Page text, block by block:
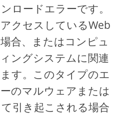
ロードエラーです。
クセスしているWeb
合、またはコンピュ
ングシステムに関連
す。このタイプのエ
のマルウェアまたは
引き起こされる場合